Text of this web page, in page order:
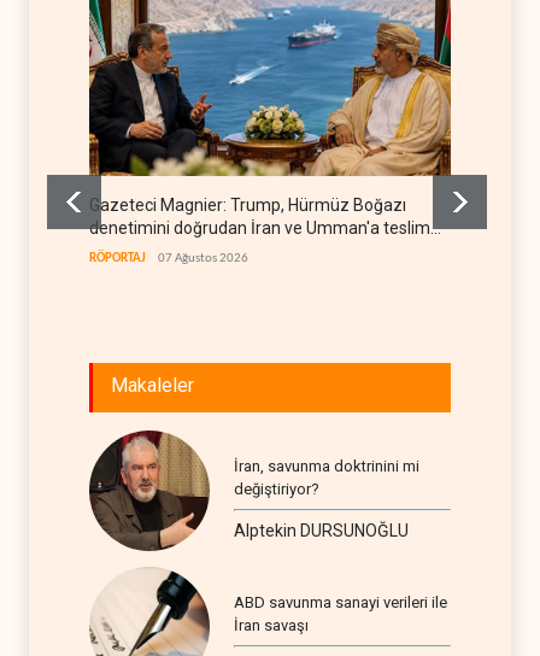
Gazeteci Magnier: Trump, Hürmüz Boğazı
denetimini doğrudan İran ve Umman'a teslim
etti
RÖPORTAJ 07 Ağustos 2026
Makaleler
İran, savunma doktrinini mi
değiştiriyor?
Alptekin DURSUNOĞLU
ABD savunma sanayi verileri ile
İran savaşı